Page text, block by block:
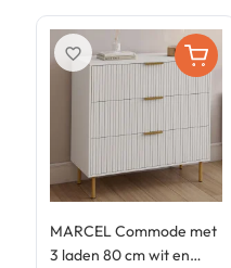
MARCEL Commode met
3 laden 80 cm wit en
favorite_border